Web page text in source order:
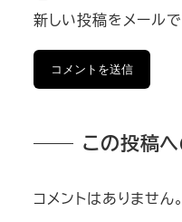
新しい投稿をメール
この投稿へ
コメントはありません。